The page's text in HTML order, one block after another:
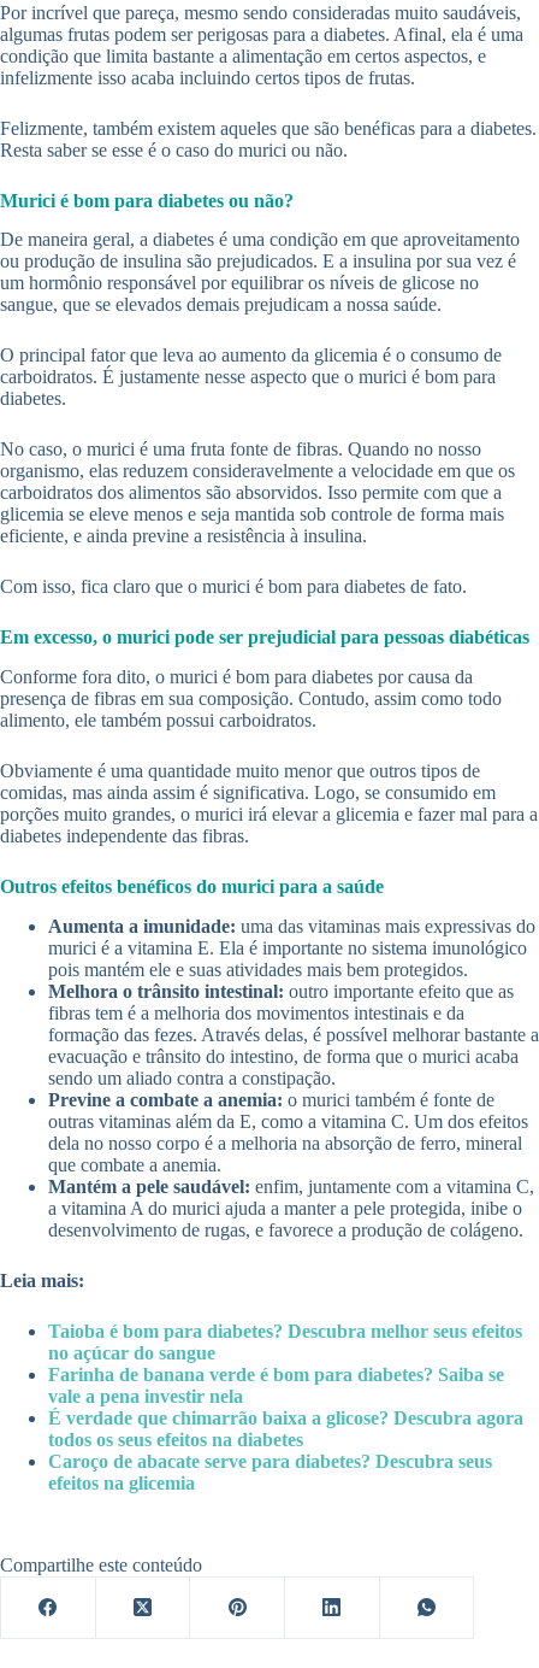
Por incrível que pareça, mesmo sendo consideradas muito saudáveis,
algumas frutas podem ser perigosas para a diabetes. Afinal, ela é uma
condição que limita bastante a alimentação em certos aspectos, e
infelizmente isso acaba incluindo certos tipos de frutas.
Felizmente, também existem aqueles que são benéficas para a diabetes.
Resta saber se esse é o caso do murici ou não.
Murici é bom para diabetes ou não?
De maneira geral, a diabetes é uma condição em que aproveitamento
ou produção de insulina são prejudicados. E a insulina por sua vez é
um hormônio responsável por equilibrar os níveis de glicose no
sangue, que se elevados demais prejudicam a nossa saúde.
O principal fator que leva ao aumento da glicemia é o consumo de
carboidratos. É justamente nesse aspecto que o murici é bom para
diabetes.
No caso, o murici é uma fruta fonte de fibras. Quando no nosso
organismo, elas reduzem consideravelmente a velocidade em que os
carboidratos dos alimentos são absorvidos. Isso permite com que a
glicemia se eleve menos e seja mantida sob controle de forma mais
eficiente, e ainda previne a resistência à insulina.
Com isso, fica claro que o murici é bom para diabetes de fato.
Em excesso, o murici pode ser prejudicial para pessoas diabéticas
Conforme fora dito, o murici é bom para diabetes por causa da
presença de fibras em sua composição. Contudo, assim como todo
alimento, ele também possui carboidratos.
Obviamente é uma quantidade muito menor que outros tipos de
comidas, mas ainda assim é significativa. Logo, se consumido em
porções muito grandes, o murici irá elevar a glicemia e fazer mal para a
diabetes independente das fibras.
Outros efeitos benéficos do murici para a saúde
Aumenta a imunidade: uma das vitaminas mais expressivas do
murici é a vitamina E. Ela é importante no sistema imunológico
pois mantém ele e suas atividades mais bem protegidos.
Melhora o trânsito intestinal: outro importante efeito que as
fibras tem é a melhoria dos movimentos intestinais e da
formação das fezes. Através delas, é possível melhorar bastante a
evacuação e trânsito do intestino, de forma que o murici acaba
sendo um aliado contra a constipação.
Previne a combate a anemia: o murici também é fonte de
outras vitaminas além da E, como a vitamina C. Um dos efeitos
dela no nosso corpo é a melhoria na absorção de ferro, mineral
que combate a anemia.
Mantém a pele saudável: enfim, juntamente com a vitamina C,
a vitamina A do murici ajuda a manter a pele protegida, inibe o
desenvolvimento de rugas, e favorece a produção de colágeno.
Leia mais:
Taioba é bom para diabetes? Descubra melhor seus efeitos
no açúcar do sangue
Farinha de banana verde é bom para diabetes? Saiba se
vale a pena investir nela
É verdade que chimarrão baixa a glicose? Descubra agora
todos os seus efeitos na diabetes
Caroço de abacate serve para diabetes? Descubra seus
efeitos na glicemia
Compartilhe este conteúdo